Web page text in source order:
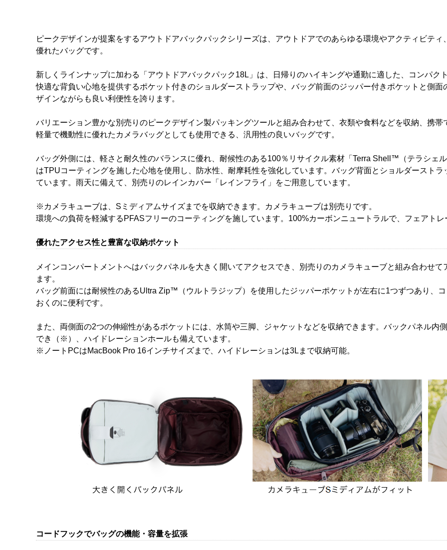
ピークデザインが提案をするアウトドアバックパックシリーズは、アウトドアでのあらゆる環境やアクティビテ
優れたバッグです。
新しくラインナップに加わる「アウトドアバックパック18L」は、日帰りのハイキングや通勤に適した、コンパク
快適な背負い心地を提供するポケット付きのショルダーストラップや、バッグ前面のジッパー付きポケットと側
ザインながらも良い利便性を誇ります。
バリエーション豊かな別売りのピークデザイン製パッキングツールと組み合わせて、衣類や食料などを収納、携
軽量で機動性に優れたカメラバッグとしても使用できる、汎用性の良いバッグです。
バッグ外側には、軽さと耐久性のバランスに優れ、耐候性のある100％リサイクル素材「Terra Shell™（テラシェ
はTPUコーティングを施した心地を使用し、防水性、耐摩耗性を強化しています。バッグ背面とショルダースト
ています。雨天に備えて、別売りのレインカバー「レインフライ」をご用意しています。
※カメラキューブは、Sミディアムサイズまでを収納できます。カメラキューブは別売りです。
環境への負荷を軽減するPFASフリーのコーティングを施しています。100%カーボンニュートラルで、フェアト
優れたアクセス性と豊富な収納ポケット
メインコンパートメントへはバックパネルを大きく開いてアクセスでき、別売りのカメラキューブと組み合わせ
ます。
バッグ前面には耐候性のあるUltra Zip™（ウルトラジップ）を使用したジッパーポケットが左右に1つずつあり、
おくのに便利です。
また、両側面の2つの伸縮性があるポケットには、水筒や三脚、ジャケットなどを収納できます。バックパネル内
でき（※）、ハイドレーションホールも備えています。
※ノートPCはMacBook Pro 16インチサイズまで、ハイドレーションは3Lまで収納可能。
コードフックでバッグの機能・容量を拡張